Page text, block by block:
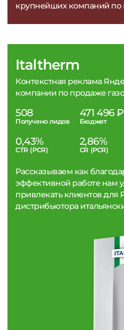
крупнейших компаний
Italtherm
Контекстная реклама
компании по продаже
508
Получено лидов
471 496 ₽
Бюджет
0,43%
CTR (РСЯ)
2,86%
CR (РСЯ)
Рассказываем как
эффективной работе нам
привлекать клиентов для
дистрибьютора